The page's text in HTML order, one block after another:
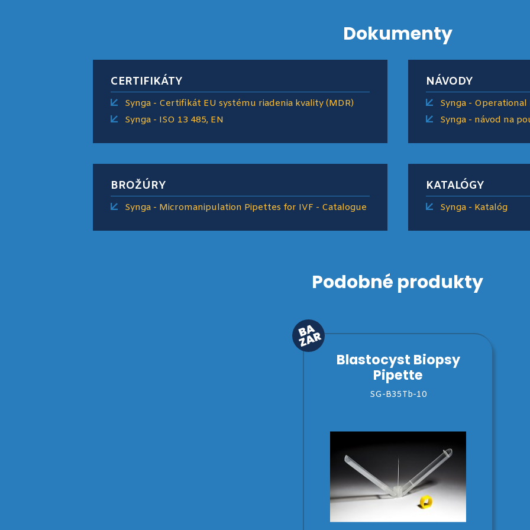
Dokumenty
CERTIFIKÁTY
Synga - Certifikát EU systému riadenia kvality (MDR)
Synga - ISO 13 485, EN
NÁVODY
Synga - Operational
Synga - návod na
BROŽÚRY
Synga - Micromanipulation Pipettes for IVF - Catalogue
KATALÓGY
Synga - Katalóg
Podobné produkty
Blastocyst Biopsy
Pipette
SG-B35Tb-10